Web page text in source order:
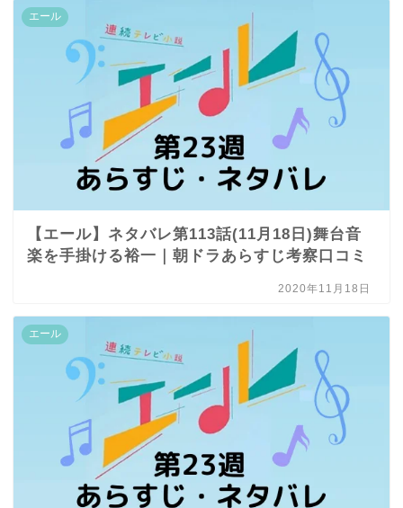
エール
【エール】ネタバレ第113話(11月18日)舞台音
楽を手掛ける裕一｜朝ドラあらすじ考察口コミ
2020年11月18日
エール